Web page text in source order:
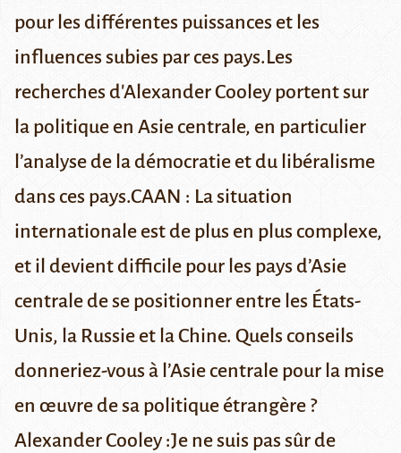
pour les différentes puissances et les
influences subies par ces pays.Les
recherches d'Alexander Cooley portent sur
la politique en Asie centrale, en particulier
l’analyse de la démocratie et du libéralisme
dans ces pays.CAAN : La situation
internationale est de plus en plus complexe,
et il devient difficile pour les pays d’Asie
centrale de se positionner entre les États-
Unis, la Russie et la Chine. Quels conseils
donneriez-vous à l’Asie centrale pour la mise
en œuvre de sa politique étrangère ?
Alexander Cooley :Je ne suis pas sûr de